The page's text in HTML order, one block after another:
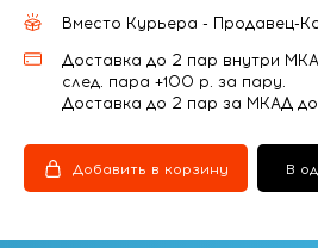
Вместо Курьера - Продавец-
Доставка до 2 пар внутри
след. пара +100 р. за пару.
Доставка до 2 пар за МКАД
Добавить в корзину В